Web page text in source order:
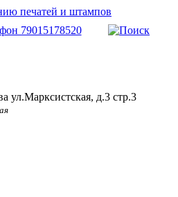
ул.Марксистская, д.3 стр.3